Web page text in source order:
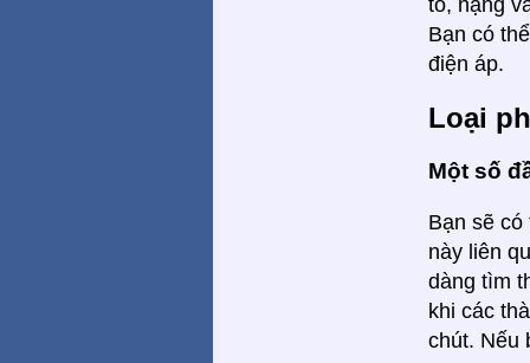
to, nặng
Bạn có
điện áp.
Loại
Một số
Bạn sẽ
này liên
dàng tìm
khi các
chút. Nếu